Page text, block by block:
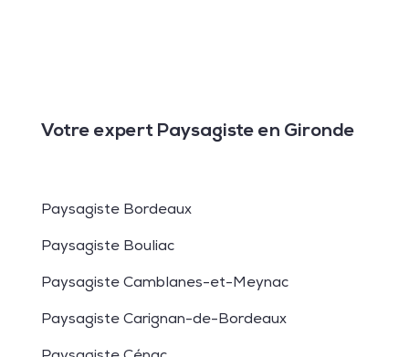
Votre expert Paysagiste en Gironde
Paysagiste Bordeaux
Paysagiste Bouliac
Paysagiste Camblanes-et-Meynac
Paysagiste Carignan-de-Bordeaux